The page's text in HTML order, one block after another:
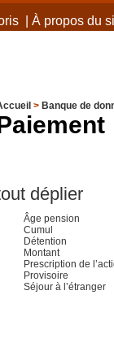
| À propos du
> Banque de
déplier
Âge pension
Cumul
Détention
Montant
Prescription de
Provisoire
Séjour à l’étranger